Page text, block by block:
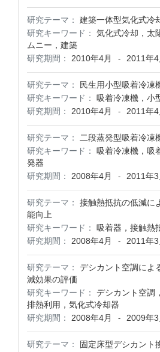
研究テーマ：
建築一体型気化式冷
研究キーワード：
気化式冷却，太
ムニー，建築
研究期間：
2010年4月 - 2011年4
研究テーマ：
民生用小型吸着冷凍
研究キーワード：
吸着冷凍機，小
研究期間：
2010年4月 - 2011年4
研究テーマ：
二段蒸発型吸着冷凍
研究キーワード：
吸着冷凍機，吸
発器
研究期間：
2008年4月 - 2011年3
研究テーマ：
接触熱抵抗の低減に
能向上
研究キーワード：
吸着器，接触熱
研究期間：
2008年4月 - 2011年3
研究テーマ：
デシカント空調によ
減効果の評価
研究キーワード：
デシカント空調
排熱利用，気化式冷却器
研究期間：
2008年4月 - 2009年3
研究テーマ： 固定床型デシカント